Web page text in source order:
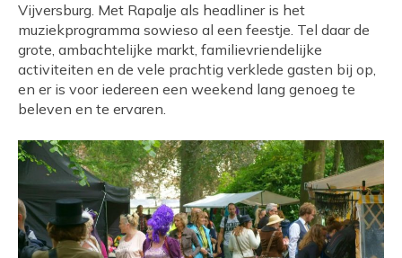
Vijversburg. Met Rapalje als headliner is het
muziekprogramma sowieso al een feestje. Tel daar de
grote, ambachtelijke markt, familievriendelijke
activiteiten en de vele prachtig verklede gasten bij op,
en er is voor iedereen een weekend lang genoeg te
beleven en te ervaren.